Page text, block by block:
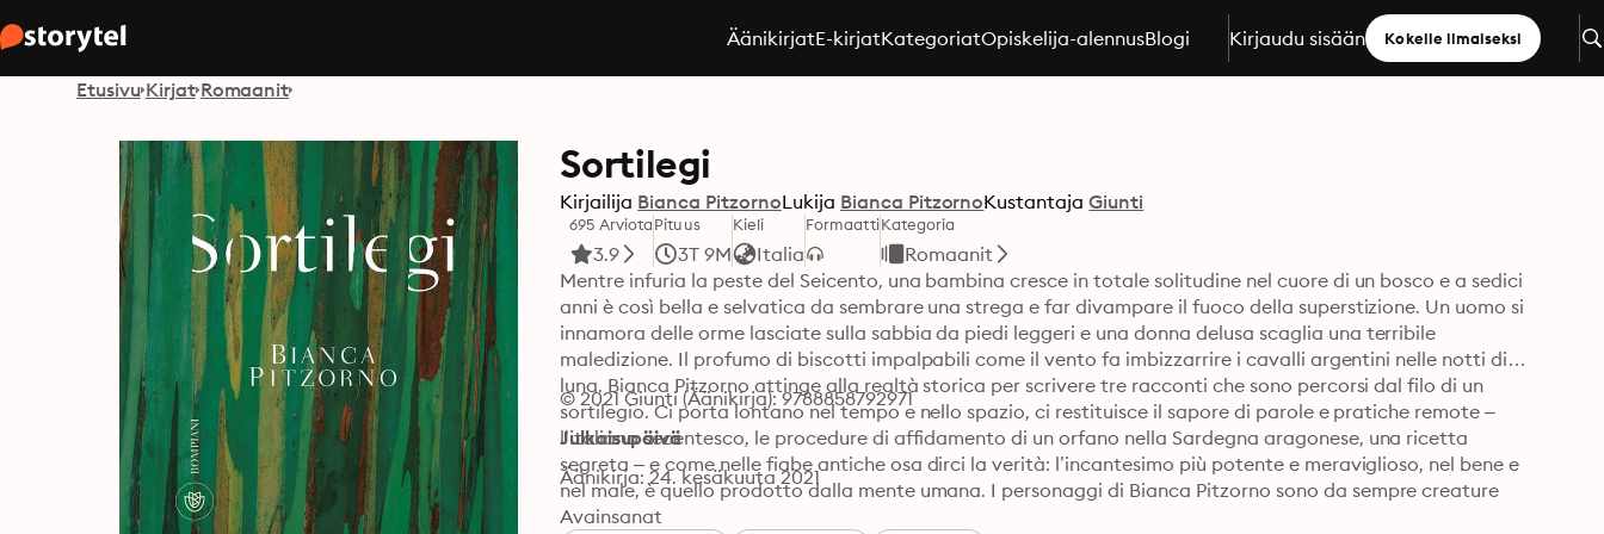
ÄänikirjatE-kirjatKategoriatOpiskelija-alennusBlogi Kirjaudu sisään Kokeile ilmaiseksi
Etusivu Kirjat Romaanit
Sortilegi
Kirjailija Bianca PitzornoLukija Bianca PitzornoKustantaja Giunti
695 Arviota
3.9
Pituus
3T 9M
Kieli
Italia
FormaattiKategoria
Romaanit
Mentre infuria la peste del Seicento, una bambina cresce in totale solitudine nel cuore di un bosco e a sedici
anni è così bella e selvatica da sembrare una strega e far divampare il fuoco della superstizione. Un uomo si
innamora delle orme lasciate sulla sabbia da piedi leggeri e una donna delusa scaglia una terribile
maledizione. Il profumo di biscotti impalpabili come il vento fa imbizzarrire i cavalli argentini nelle notti di
luna. Bianca Pitzorno attinge alla realtà storica per scrivere tre racconti che sono percorsi dal filo di un
sortilegio. Ci porta lontano nel tempo e nello spazio, ci restituisce il sapore di parole e pratiche remote –
l’italiano secentesco, le procedure di affidamento di un orfano nella Sardegna aragonese, una ricetta
segreta – e come nelle fiabe antiche osa dirci la verità: l’incantesimo più potente e meraviglioso, nel bene e
nel male, è quello prodotto dalla mente umana. I personaggi di Bianca Pitzorno sono da sempre creature
che rifiutano di adeguarsi al proprio tempo, che rivendicano il diritto a non essere rinchiuse nella gabbia di
© 2021 Giunti (Äänikirja): 9788858792971
Julkaisupäivä
Äänikirja: 24. kesäkuuta 2021
Avainsanat